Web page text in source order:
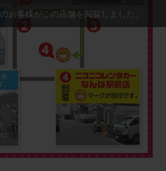
のお客様がこの店舗を閲覧しました。